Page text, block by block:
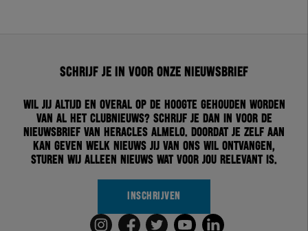
Schrijf je in voor onze nieuwsbrief
Wil jij altijd en overal op de hoogte gehouden worden
van al het clubnieuws? Schrijf je dan in voor de
nieuwsbrief van Heracles Almelo. Doordat je zelf aan
kan geven welk nieuws jij van ons wil ontvangen,
sturen wij alleen nieuws wat voor jou relevant is.
INSCHRIJVEN